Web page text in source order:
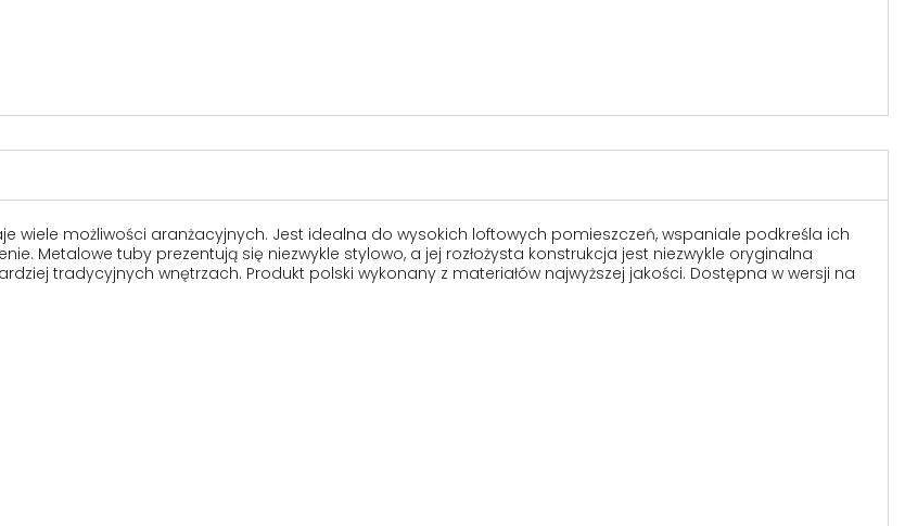
wiele możliwości aranżacyjnych. Jest idealna do wysokich loftowych pomieszczeń, wspaniale podkreśla ich
Metalowe tuby prezentują się niezwykle stylowo, a jej rozłożysta konstrukcja jest niezwykle oryginalna
tradycyjnych wnętrzach. Produkt polski wykonany z materiałów najwyższej jakości. Dostępna w wersji na